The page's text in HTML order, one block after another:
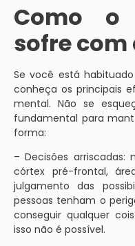
Como o
sofre com
Se você está
conheça os principais
mental. Não se
fundamental para
forma:
– Decisões
córtex pré-frontal,
julgamento das
pessoas tenham o
conseguir qualquer
isso não é possível.